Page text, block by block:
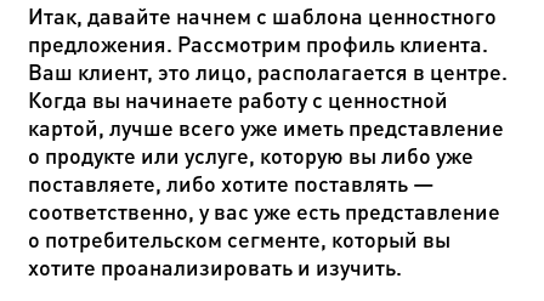
Итак, давайте начнем с шаблона ценностного
предложения. Рассмотрим профиль клиента.
Ваш клиент, это лицо, располагается в центре.
Когда вы начинаете работу с ценностной
картой, лучше всего уже иметь представление
о продукте или услуге, которую вы либо уже
поставляете, либо хотите поставлять —
соответственно, у вас уже есть представление
о потребительском сегменте, который вы
хотите проанализировать и изучить.